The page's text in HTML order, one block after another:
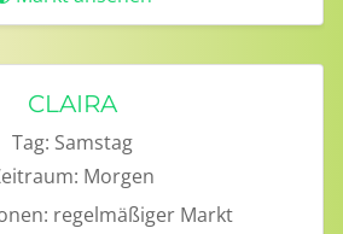
CLAIRA
Tag: Samstag
Morgen
regelmäßiger Markt